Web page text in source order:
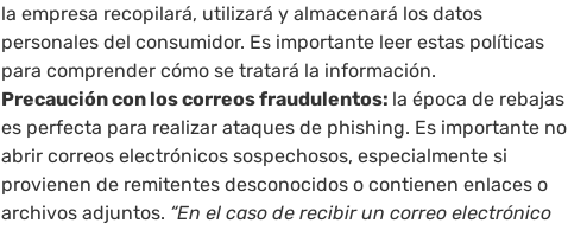
la empresa recopilará, utilizará y almacenará los datos
personales del consumidor. Es importante leer estas políticas
para comprender cómo se tratará la información.
Precaución con los correos fraudulentos: la época de rebajas
es perfecta para realizar ataques de phishing. Es importante no
abrir correos electrónicos sospechosos, especialmente si
provienen de remitentes desconocidos o contienen enlaces o
archivos adjuntos. “En el caso de recibir un correo electrónico